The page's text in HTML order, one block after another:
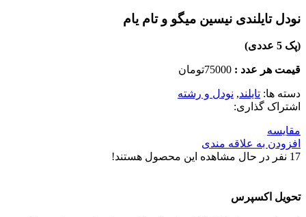
نودل تایلندی نیسین میگو و تام یام
(پک 5 عددی)
قیمت هر عدد :
دسته ها: تایلند, نودل و رشته
اشتراک گذاری:
مقایسه
افزودن به علاقه مندی
17 نفر در حال مشاهده این محصول هستند!
تحویل اکسپرس